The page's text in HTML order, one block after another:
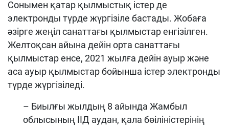
Сонымен қатар қылмыстық істер де
электронды түрде жүргізіле бастады. Жобаға
әзірге жеңіл санаттағы қылмыстар енгізілген.
Желтоқсан айына дейін орта санаттағы
қылмыстар енсе, 2021 жылға дейін ауыр және
аса ауыр қылмыстар бойынша істер электронды
түрде жүргізіледі.
– Биылғы жылдың 8 айында Жамбыл
облысының ІІД аудан, қала бөіліністерінің